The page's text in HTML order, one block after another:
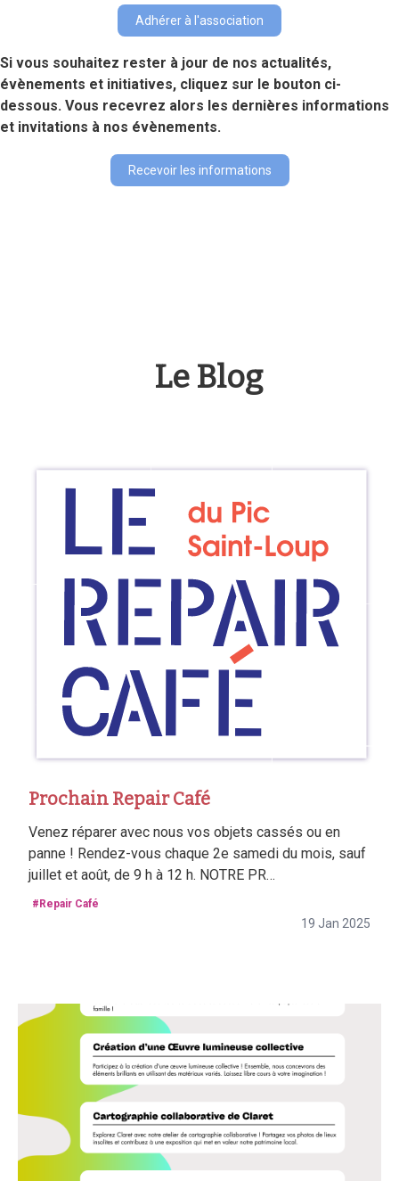
Adhérer à l'association
Si vous souhaitez rester à jour de nos actualités,
évènements et initiatives, cliquez sur le bouton ci-
dessous. Vous recevrez alors les dernières informations
et invitations à nos évènements.
Recevoir les informations
Le Blog
Prochain Repair Café
Venez réparer avec nous vos objets cassés ou en
panne ! Rendez-vous chaque 2e samedi du mois, sauf
juillet et août, de 9 h à 12 h. NOTRE PR…
#Repair Café
19 Jan 2025